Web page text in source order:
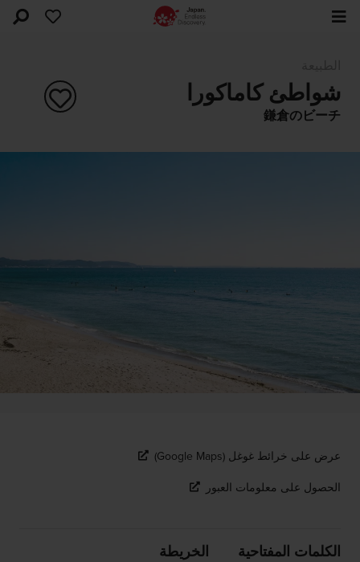
شواطئ كاماكورا
鎌倉のビーチ
عرض على خرائط غوغل (Google Maps)
الحصول على معلومات العبور
الكلمات المفتاحية الخريطة